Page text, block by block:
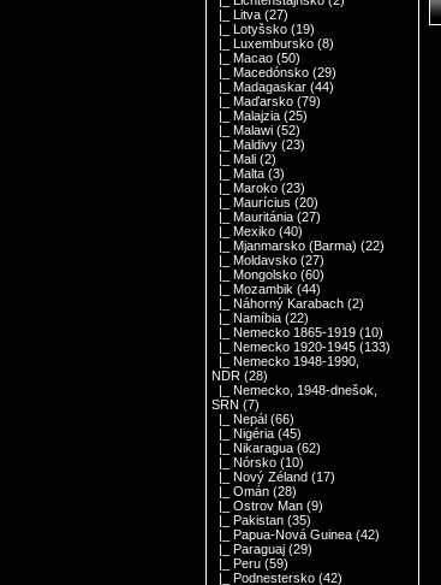
|_ Litva (27)
|_ Lotyšsko (19)
|_ Luxembursko (8)
|_ Macao (50)
|_ Macedónsko (29)
|_ Madagaskar (44)
|_ Maďarsko (79)
|_ Malajzia (25)
|_ Malawi (52)
|_ Maldivy (23)
|_ Mali (2)
|_ Malta (3)
|_ Maroko (23)
|_ Maurícius (20)
|_ Mauritánia (27)
|_ Mexiko (40)
|_ Mjanmarsko (Barma) (22)
|_ Moldavsko (27)
|_ Mongolsko (60)
|_ Mozambik (44)
|_ Náhorný Karabach (2)
|_ Namíbia (22)
|_ Nemecko 1865-1919 (10)
|_ Nemecko 1920-1945 (133)
|_ Nemecko 1948-1990,
NDR (28)
|_ Nemecko, 1948-dnešok,
SRN (7)
|_ Nepál (66)
|_ Nigéria (45)
|_ Nikaragua (62)
|_ Nórsko (10)
|_ Nový Zéland (17)
|_ Omán (28)
|_ Ostrov Man (9)
|_ Pakistan (35)
|_ Papua-Nová Guinea (42)
|_ Paraguaj (29)
|_ Peru (59)
|_ Podnestersko (42)